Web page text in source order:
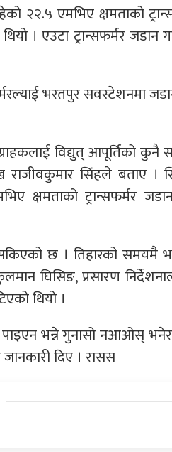
२२.५ एमभिए क्षमताको
। एउटा ट्रान्सफर्मर जडान
भरतपुर सवस्टेशनमा
विद्युत् आपूर्तिको कुनै
राजीवकुमार सिंहले बताए ।
क्षमताको ट्रान्सफर्मर
छ । तिहारको समयमै
घिसिङ, प्रसारण
थियो ।
पाइएन भन्ने गुनासो नआओस्
दिए । रासस